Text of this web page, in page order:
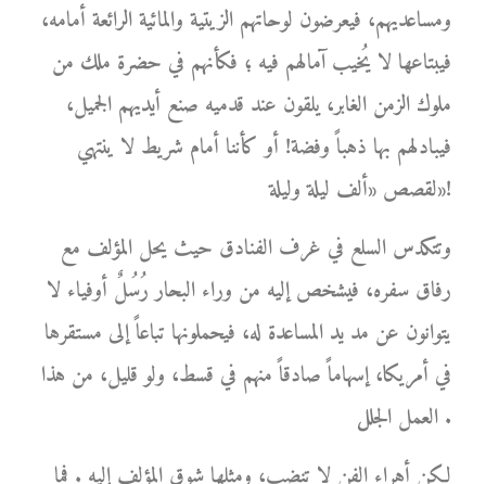
ومساعديهم، فيعرضون لوحاتهم الزيتية والمائية الرائعة أمامه،
فيبتاعها لا يُخيب آمالهم فيه ؛ فكأنهم في حضرة ملك من
ملوك الزمن الغابر، يلقون عند قدميه صنع أيديهم الجميل،
فيبادلهم بها ذهباً وفضة! أو كأننا أمام شريط لا ينتهي
لقصص «ألف ليلة وليلة»!
وتتكدس السلع في غرف الفنادق حيث يحل المؤلف مع
رفاق سفره، فيشخص إليه من وراء البحار رُسُلٌ أوفياء لا
يتوانون عن مد يد المساعدة له، فيحملونها تباعاً إلى مستقرها
في أمريكا، إسهاماً صادقاً منهم في قسط، ولو قليل، من هذا
العمل الجلل .